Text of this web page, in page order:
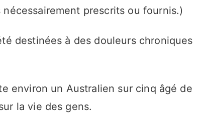
prescrits ou fournis.)
destinées à des douleurs chroniques
environ un Australien sur cinq âgé de
la vie des gens.